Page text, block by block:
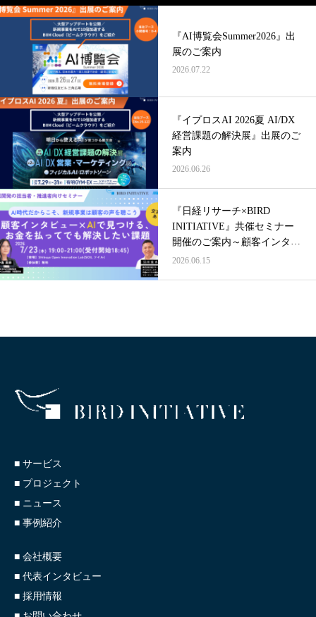
『AI博覧会Summer2026』出
展のご案内
2026.07.22
『イプロスAI 2026夏 AI/DX
経営課題の解決展』出展のご
案内
2026.06.26
『日経リサーチ×BIRD
INITIATIVE』共催セミナー
開催のご案内～顧客インタビ
ュー×AIで見つける、お金を
2026.06.15
■ サービス
■ プロジェクト
■ ニュース
■ 事例紹介
■ 会社概要
■ 代表インタビュー
■ 採用情報